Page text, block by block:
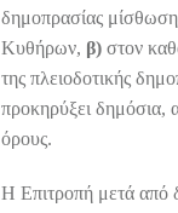
δημοπρασίας
Κυθήρων, β) στον
της πλειοδοτικής
προκηρύξει δημόσια,
όρους.
Η Επιτροπή μετά από